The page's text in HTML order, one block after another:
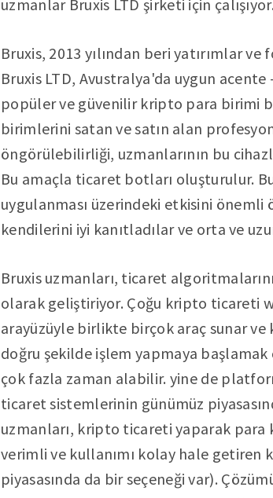
uzmanlar Bruxis LTD şirketi için çalışıyor.
Bruxis, 2013 yılından beri yatırımlar
Bruxis LTD, Avustralya'da uygun
popüler ve güvenilir kripto para birimi
birimlerini satan ve satın alan
öngörülebilirliği, uzmanlarının bu
Bu amaçla ticaret botları oluşturulur.
uygulanması üzerindeki etkisini
kendilerini iyi kanıtladılar ve orta ve
Bruxis uzmanları, ticaret
olarak geliştiriyor. Çoğu kripto ticareti
arayüzüyle birlikte birçok araç sunar ve
doğru şekilde işlem yapmaya
çok fazla zaman alabilir. yine de
ticaret sistemlerinin günümüz
uzmanları, kripto ticareti yaparak
verimli ve kullanımı kolay hale getiren
piyasasında da bir seçeneği var).